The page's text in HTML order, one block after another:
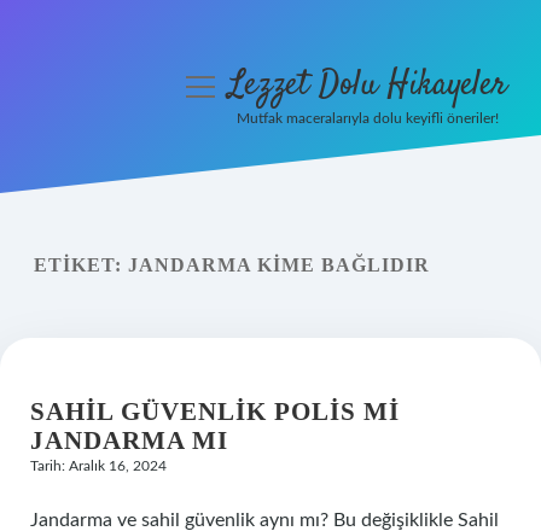
Yasal Uyarı
menüyüLezzet Dolu Hikayeler
Mutfak maceralarıyla dolu keyifli öneriler!
ETIKET: JANDARMA KIME BAĞLIDIR
SAHIL GÜVENLIK POLIS MI
JANDARMA MI
Tarih: Aralık 16, 2024
Jandarma ve sahil güvenlik aynı mı? Bu değişiklikle Sahil